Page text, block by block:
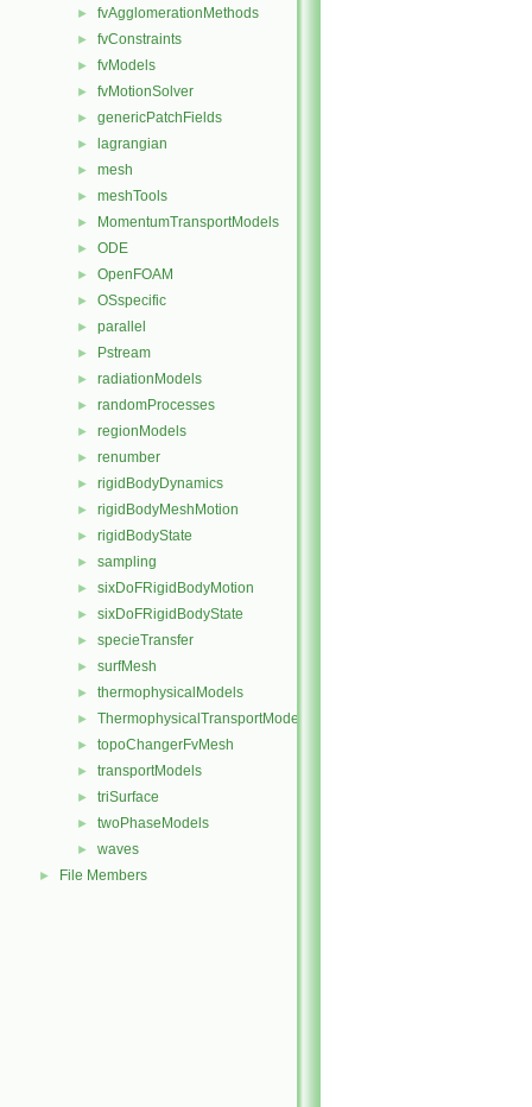
► fvAgglomerationMethods
► fvConstraints
► fvModels
► fvMotionSolver
► genericPatchFields
► lagrangian
► mesh
► meshTools
► MomentumTransportModels
► ODE
► OpenFOAM
► OSspecific
► parallel
► Pstream
► radiationModels
► randomProcesses
► regionModels
► renumber
► rigidBodyDynamics
► rigidBodyMeshMotion
► rigidBodyState
► sampling
► sixDoFRigidBodyMotion
► sixDoFRigidBodyState
► specieTransfer
► surfMesh
► thermophysicalModels
► ThermophysicalTransportModels
► topoChangerFvMesh
► transportModels
► triSurface
► twoPhaseModels
► waves
► File Members